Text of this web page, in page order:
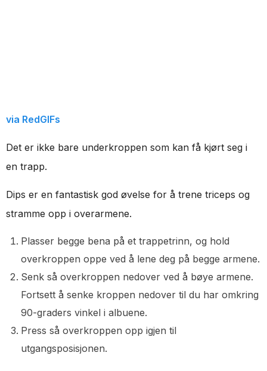
via RedGIFs
Det er ikke bare underkroppen som kan få kjørt seg i
en trapp.
Dips er en fantastisk god øvelse for å trene triceps og
stramme opp i overarmene.
Plasser begge bena på et trappetrinn, og hold
overkroppen oppe ved å lene deg på begge armene.
Senk så overkroppen nedover ved å bøye armene.
Fortsett å senke kroppen nedover til du har omkring
90-graders vinkel i albuene.
Press så overkroppen opp igjen til
utgangsposisjonen.